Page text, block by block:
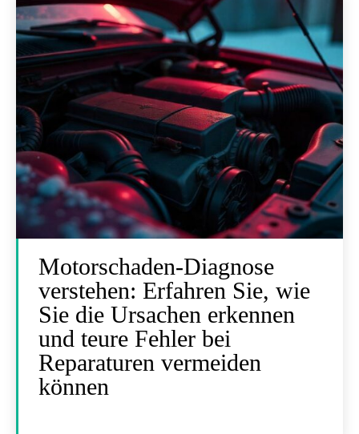
Motorschaden-Diagnose
verstehen: Erfahren Sie, wie
Sie die Ursachen erkennen
und teure Fehler bei
Reparaturen vermeiden
können